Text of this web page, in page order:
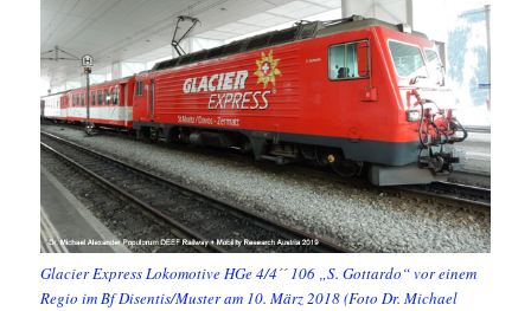
Glacier Express Lokomotive HGe 4/4´´ 106 „S. Gottardo“ vor einem
Regio im Bf Disentis/Muster am 10. März 2018 (Foto Dr. Michael